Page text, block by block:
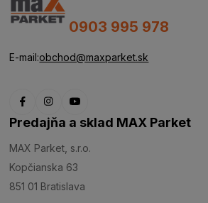
0903 995 978
E-mail:obchod@maxparket.sk
Predajňa a sklad MAX Parket
MAX Parket, s.r.o.
Kopčianska 63
851 01 Bratislava